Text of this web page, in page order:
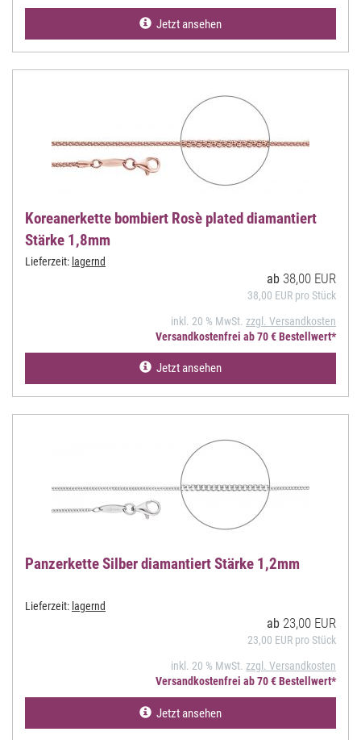
Jetzt ansehen
Koreanerkette bombiert Rosè plated diamantiert
Stärke 1,8mm
Lieferzeit: lagernd
ab 38,00 EUR
38,00 EUR pro Stück
inkl. 20 % MwSt. zzgl. Versandkosten
Versandkostenfrei ab 70 € Bestellwert*
Jetzt ansehen
Panzerkette Silber diamantiert Stärke 1,2mm
Lieferzeit: lagernd
ab 23,00 EUR
23,00 EUR pro Stück
inkl. 20 % MwSt. zzgl. Versandkosten
Versandkostenfrei ab 70 € Bestellwert*
Jetzt ansehen